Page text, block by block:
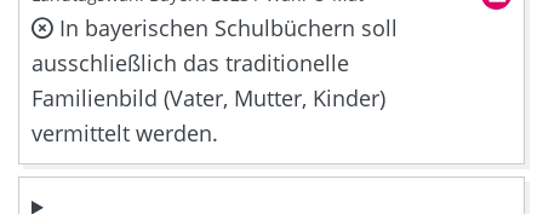
In bayerischen Schulbüchern soll
ausschließlich das traditionelle
Familienbild (Vater, Mutter, Kinder)
vermittelt werden.